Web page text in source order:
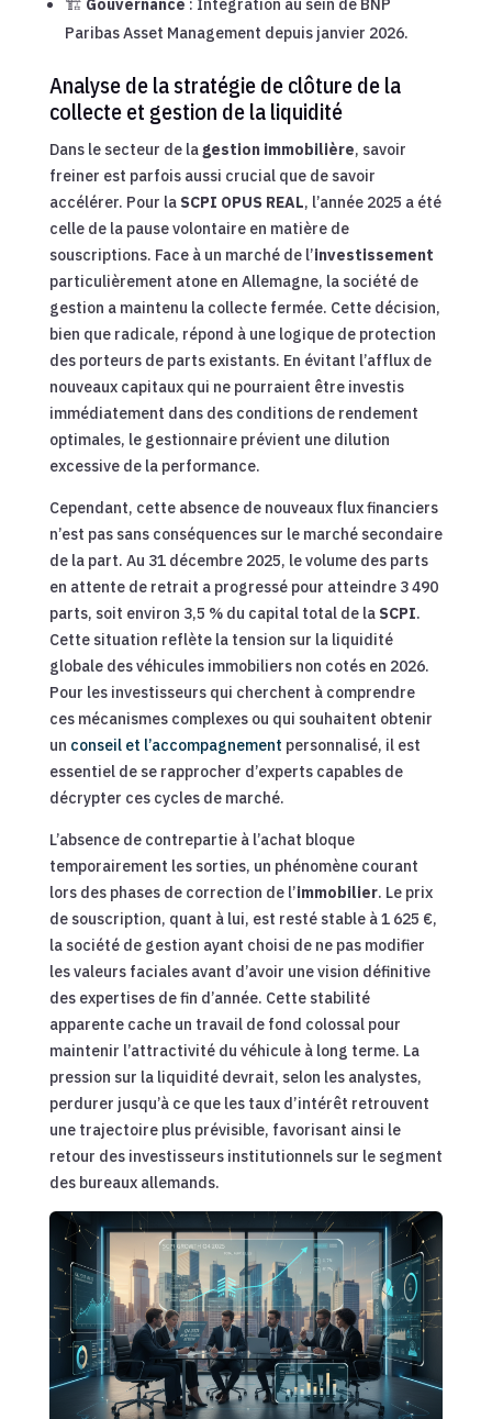
🏗️ Gouvernance : Intégration au sein de BNP
Paribas Asset Management depuis janvier 2026.
Analyse de la stratégie de clôture de la
collecte et gestion de la liquidité
Dans le secteur de la gestion immobilière, savoir
freiner est parfois aussi crucial que de savoir
accélérer. Pour la SCPI OPUS REAL, l’année 2025 a été
celle de la pause volontaire en matière de
souscriptions. Face à un marché de l’investissement
particulièrement atone en Allemagne, la société de
gestion a maintenu la collecte fermée. Cette décision,
bien que radicale, répond à une logique de protection
des porteurs de parts existants. En évitant l’afflux de
nouveaux capitaux qui ne pourraient être investis
immédiatement dans des conditions de rendement
optimales, le gestionnaire prévient une dilution
excessive de la performance.
Cependant, cette absence de nouveaux flux financiers
n’est pas sans conséquences sur le marché secondaire
de la part. Au 31 décembre 2025, le volume des parts
en attente de retrait a progressé pour atteindre 3 490
parts, soit environ 3,5 % du capital total de la SCPI.
Cette situation reflète la tension sur la liquidité
globale des véhicules immobiliers non cotés en 2026.
Pour les investisseurs qui cherchent à comprendre
ces mécanismes complexes ou qui souhaitent obtenir
un conseil et l’accompagnement personnalisé, il est
essentiel de se rapprocher d’experts capables de
décrypter ces cycles de marché.
L’absence de contrepartie à l’achat bloque
temporairement les sorties, un phénomène courant
lors des phases de correction de l’immobilier. Le prix
de souscription, quant à lui, est resté stable à 1 625 €,
la société de gestion ayant choisi de ne pas modifier
les valeurs faciales avant d’avoir une vision définitive
des expertises de fin d’année. Cette stabilité
apparente cache un travail de fond colossal pour
maintenir l’attractivité du véhicule à long terme. La
pression sur la liquidité devrait, selon les analystes,
perdurer jusqu’à ce que les taux d’intérêt retrouvent
une trajectoire plus prévisible, favorisant ainsi le
retour des investisseurs institutionnels sur le segment
des bureaux allemands.